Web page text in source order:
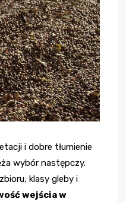
i dobre tłumienie
wybór następczy.
klasy gleby i
wejścia w